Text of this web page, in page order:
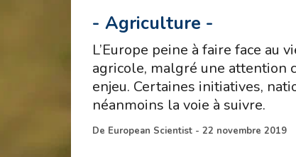
-Agriculture -
L’Europe peine à faire face
agricole, malgré une attention
enjeu. Certaines initiatives,
néanmoins la voie à suivre.
De European Scientist -22 novembre 2019